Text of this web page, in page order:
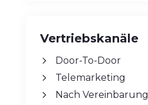
Vertriebskanäle
Door-To-Door
Telemarketing
Nach Vereinbarung